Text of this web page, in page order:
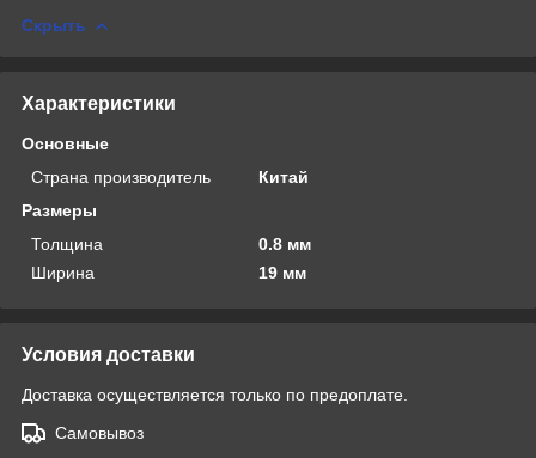
Скрыть
Характеристики
Основные
Страна производитель
Китай
Размеры
Толщина
0.8 мм
Ширина
19 мм
Условия доставки
Доставка осуществляется только по предоплате.
Самовывоз